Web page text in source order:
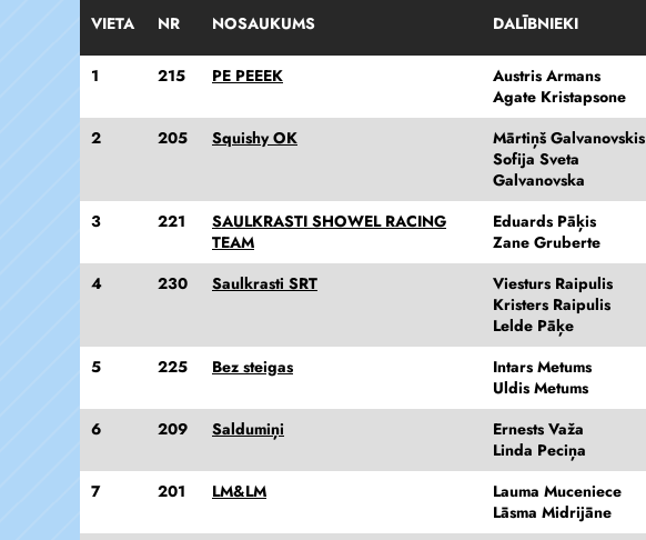
VIETA NR NOSAUKUMS DALĪBNIEKI
1 215 PE PEEEK
Austris Armans
Agate Kristapsone
2 205 Squishy OK
Mārtiņš Galvanovskis
Sofija Sveta
Galvanovska
3 221
SAULKRASTI SHOWEL RACING
TEAM
Eduards Pāķis
Zane Gruberte
4 230 Saulkrasti SRT
Viesturs Raipulis
Kristers Raipulis
Lelde Pāķe
5 225 Bez steigas
Intars Metums
Uldis Metums
6 209 Saldumiņi
Ernests Važa
Linda Peciņa
7 201 LM&LM
Lauma Muceniece
Lāsma Midrijāne